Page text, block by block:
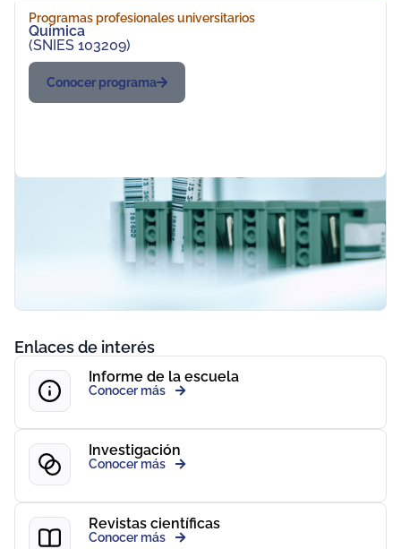
Programas profesionales universitarios
Química
(SNIES 103209)
Conocer programa
Enlaces de interés
Informe de la escuela
Conocer más
Investigación
Conocer más
Revistas científicas
Conocer más